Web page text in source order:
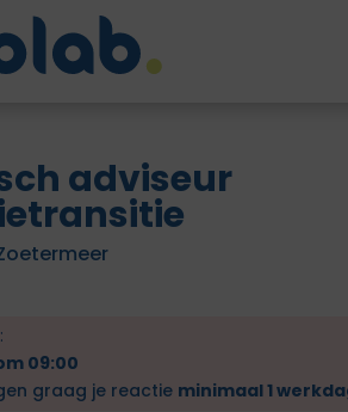
adviseur
09:00
graag je reactie minimaal 1